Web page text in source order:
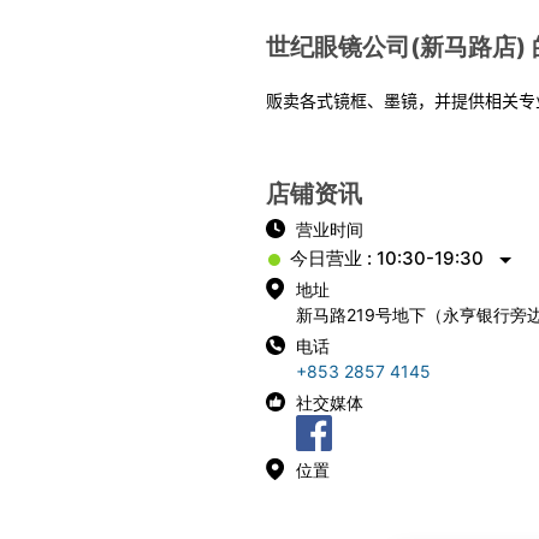
世纪眼镜公司(新马路店)
贩卖各式镜框、墨镜，并提供相关专
店铺资讯
营业时间
今日营业 : 10:30-19:30
地址
新马路219号地下（永亨银行旁边
电话
+853 2857 4145
社交媒体
位置